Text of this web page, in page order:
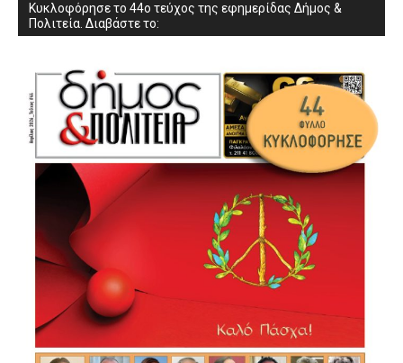
Κυκλοφόρησε το 44ο τεύχος της εφημερίδας Δήμος &
Πολιτεία. Διαβάστε το: